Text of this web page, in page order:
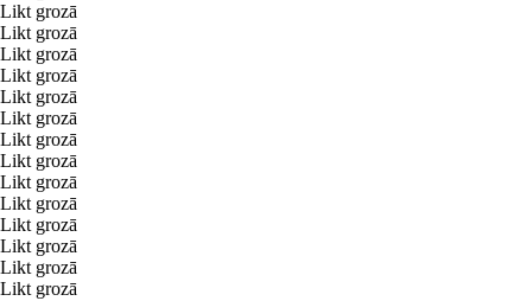
Likt grozā
Likt grozā
Likt grozā
Likt grozā
Likt grozā
Likt grozā
Likt grozā
Likt grozā
Likt grozā
Likt grozā
Likt grozā
Likt grozā
Likt grozā
Likt grozā